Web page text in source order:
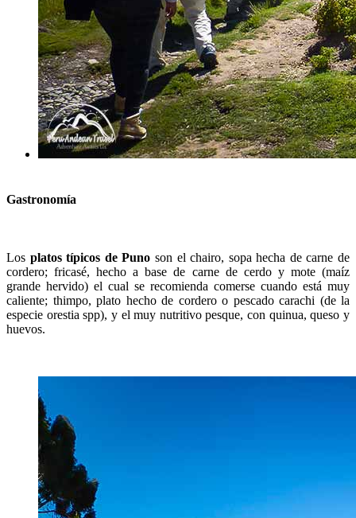
Gastronomía
Los platos típicos de Puno son el chairo, sopa hecha de carne de
cordero; fricasé, hecho a base de carne de cerdo y mote (maíz
grande hervido) el cual se recomienda comerse cuando está muy
caliente; thimpo, plato hecho de cordero o pescado carachi (de la
especie orestia spp), y el muy nutritivo pesque, con quinua, queso y
huevos.